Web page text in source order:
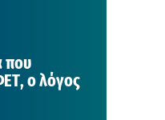
που
ο λόγος